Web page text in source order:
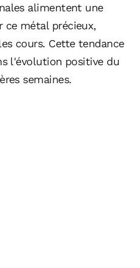
alimentent une
ce métal précieux,
cours. Cette tendance
l'évolution positive du
semaines.